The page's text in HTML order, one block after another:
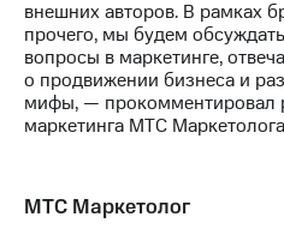
погашении
именных
облигаций
Другое
Регистратор
развитие
внешних авторов. В рамках
прочего, мы будем
вопросы в маркетинге,
о продвижении бизнеса и
мифы, — прокомментировал
маркетинга МТС
МТС Маркетолог